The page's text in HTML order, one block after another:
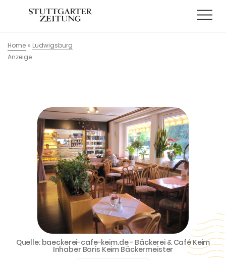
Home » Ludwigsburg
Anzeige
Quelle: baeckerei-cafe-keim.de - Bäckerei & Café Keim
Inhaber Boris Keim Bäckermeister